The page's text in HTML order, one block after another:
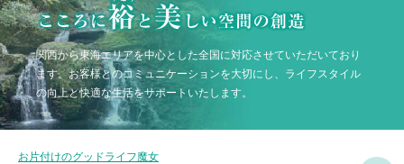
関西から東海エリアを中心とした全国に対応させていただいており
ます。お客様とのコミュニケーションを大切にし、ライフスタイル
の向上と快適な生活をサポートいたします。
お片付けのグッドライフ魔女